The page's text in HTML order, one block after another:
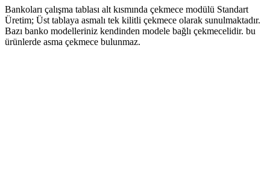
Bankoları çalışma tablası alt kısmında çekmece modülü Standart
Üretim; Üst tablaya asmalı tek kilitli çekmece olarak sunulmaktadır.
Bazı banko modelleriniz kendinden modele bağlı çekmecelidir. bu
ürünlerde asma çekmece bulunmaz.